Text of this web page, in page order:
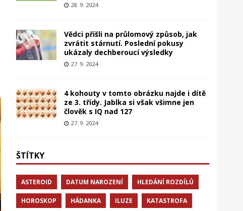
28. 9. 2024
Vědci přišli na průlomový způsob, jak
zvrátit stárnutí. Poslední pokusy
ukázaly dechberoucí výsledky
27. 9. 2024
4 kohouty v tomto obrázku najde i dítě
ze 3. třídy. Jablka si však všimne jen
člověk s IQ nad 127
27. 9. 2024
ŠTÍTKY
ASTEROID DATUM NAROZENÍ HLEDÁNÍ ROZDÍLŮ
HOROSKOP HÁDANKA ILUZE KATASTROFA